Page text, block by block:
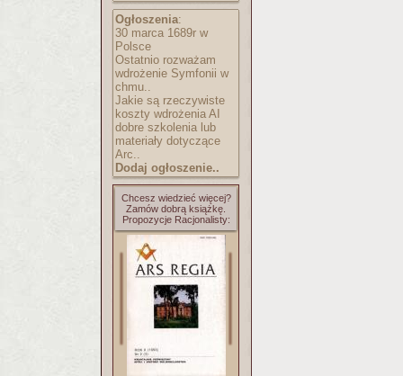
Ogłoszenia:
30 marca 1689r w
Polsce
Ostatnio rozważam
wdrożenie Symfonii w
chmu..
Jakie są rzeczywiste
koszty wdrożenia AI
dobre szkolenia lub
materiały dotyczące
Arc..
Dodaj ogłoszenie..
Chcesz wiedzieć więcej?
Zamów dobrą książkę.
Propozycje Racjonalisty: